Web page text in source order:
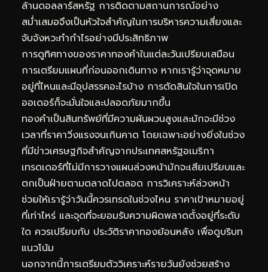
ล้านดอลลาร์สหรัฐ การติดตามสถานการณ์อย่าง
สม่ำเสมอจึงเป็นหัวใจสำคัญในการบริหารความเสี่ยงและ
จับจังหวะทำกำไรอย่างมีประสิทธิภาพ
การดูทิศทางของราคาทองคำในแต่ละวันเปรียบเสมือน
การเตรียมแผนที่ก่อนออกเดินทาง หากเรารู้ว่าจุดหมาย
อยู่ที่ไหนและมีอุปสรรคอะไรบ้าง การตัดสินใจในการเปิด
ออเดอร์ก็จะมั่นใจและปลอดภัยมากขึ้น
ทองคำเป็นสินทรัพย์ที่มีความผันผวนสูงและมักจะมีช่วง
เวลาที่ราคาวิ่งแรงจนเกินคาด โดยเฉพาะอย่างยิ่งในช่วง
ที่มีข่าวเศรษฐกิจสำคัญจากประเทศสหรัฐอเมริกา
เทรดเดอร์ที่ไม่มีการวางแผนล่วงหน้ามักจะเสียเปรียบและ
ตกเป็นฝ่ายตามตลาดไปตลอด การวิเคราะห์ล่วงหน้า
ช่วยให้เรารู้ว่าวันนี้ควรเทรดในช่วงไหน ราคาเป้าหมายอยู่
ที่เท่าไหร่ และจุดที่จะยอมรับความผิดพลาดตั้งอยู่ที่ระดับ
ใด ควรเปรียบกับ ประวัติราคาทองย้อนหลัง เพื่อดูบริบท
แนวโน้ม
นอกจากนี้การเตรียมตัววิเคราะห์รายวันยังช่วยสร้าง